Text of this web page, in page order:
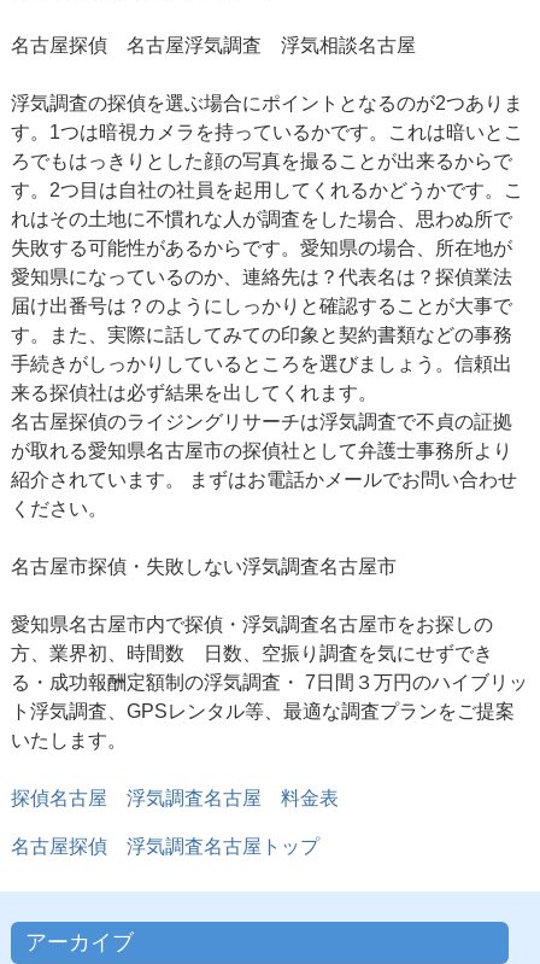
名古屋探偵 名古屋浮気調査 浮気相談名古屋
浮気調査の探偵を選ぶ場合にポイントとなるのが2つありま
す。1つは暗視カメラを持っているかです。これは暗いとこ
ろでもはっきりとした顔の写真を撮ることが出来るからで
す。2つ目は自社の社員を起用してくれるかどうかです。こ
れはその土地に不慣れな人が調査をした場合、思わぬ所で
失敗する可能性があるからです。愛知県の場合、所在地が
愛知県になっているのか、連絡先は？代表名は？探偵業法
届け出番号は？のようにしっかりと確認することが大事で
す。また、実際に話してみての印象と契約書類などの事務
手続きがしっかりしているところを選びましょう。信頼出
来る探偵社は必ず結果を出してくれます。
名古屋探偵のライジングリサーチは浮気調査で不貞の証拠
が取れる愛知県名古屋市の探偵社として弁護士事務所より
紹介されています。 まずはお電話かメールでお問い合わせ
ください。
名古屋市探偵・失敗しない浮気調査名古屋市
愛知県名古屋市内で探偵・浮気調査名古屋市をお探しの
方、業界初、時間数 日数、空振り調査を気にせずでき
る・成功報酬定額制の浮気調査・ 7日間３万円のハイブリッ
ト浮気調査、GPSレンタル等、最適な調査プランをご提案
いたします。
探偵名古屋 浮気調査名古屋 料金表
名古屋探偵浮気調査名古屋トップ
アーカイブ